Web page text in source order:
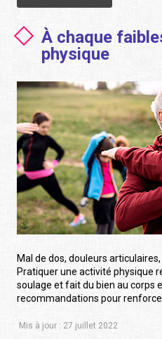
À chaque
physique
Mal de dos, douleurs
Pratiquer une activité physique
soulage et fait du bien au corps
recommandations pour
Mis à jour : 27 juillet 2022